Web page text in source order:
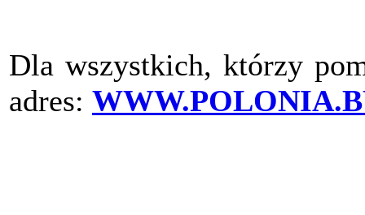
Dla wszystkich, którzy
adres: